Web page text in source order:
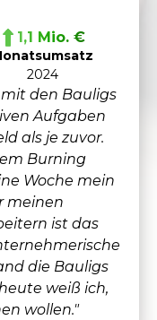
1,1 Mio. €
2024
den Bauligs
Aufgaben
als je zuvor.
Burning
Woche mein
meinen
ist das
die Bauligs
weiß ich,
wollen."